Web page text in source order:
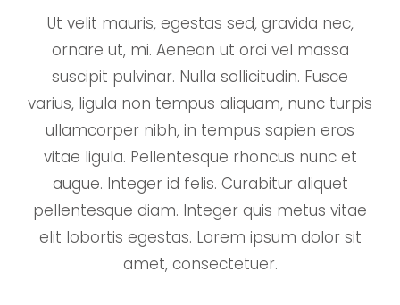
Ut velit mauris, egestas sed, gravida nec,
ornare ut, mi. Aenean ut orci vel massa
suscipit pulvinar. Nulla sollicitudin. Fusce
varius, ligula non tempus aliquam, nunc turpis
ullamcorper nibh, in tempus sapien eros
vitae ligula. Pellentesque rhoncus nunc et
augue. Integer id felis. Curabitur aliquet
pellentesque diam. Integer quis metus vitae
elit lobortis egestas. Lorem ipsum dolor sit
amet, consectetuer.